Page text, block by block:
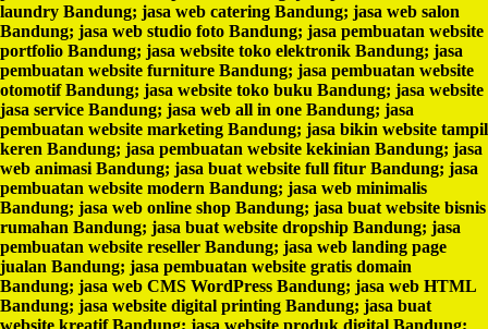
laundry Bandung; jasa web catering Bandung; jasa web salon
Bandung; jasa web studio foto Bandung; jasa pembuatan website
portfolio Bandung; jasa website toko elektronik Bandung; jasa
pembuatan website furniture Bandung; jasa pembuatan website
otomotif Bandung; jasa website toko buku Bandung; jasa website
jasa service Bandung; jasa web all in one Bandung; jasa
pembuatan website marketing Bandung; jasa bikin website tampil
keren Bandung; jasa pembuatan website kekinian Bandung; jasa
web animasi Bandung; jasa buat website full fitur Bandung; jasa
pembuatan website modern Bandung; jasa web minimalis
Bandung; jasa web online shop Bandung; jasa buat website bisnis
rumahan Bandung; jasa buat website dropship Bandung; jasa
pembuatan website reseller Bandung; jasa web landing page
jualan Bandung; jasa pembuatan website gratis domain
Bandung; jasa web CMS WordPress Bandung; jasa web HTML
Bandung; jasa website digital printing Bandung; jasa buat
website kreatif Bandung; jasa website produk digital Bandung;